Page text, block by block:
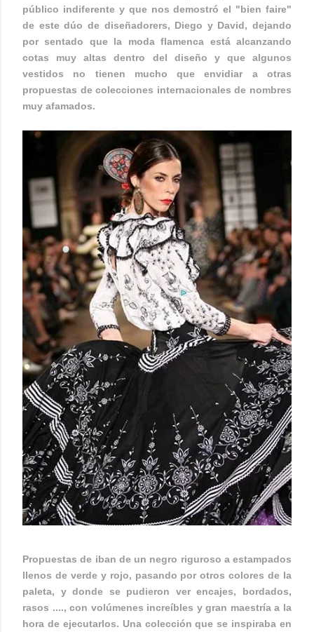
público indiferente y que nos demostró el "bien faire"
de este dúo de diseñadorers, Diego y David, dejando
por sentado que la moda flamenca está alcanzando
cotas muy altas dentro del diseño y que algunos
vestidos no tienen mucho que envidiar a otras
propuestas de colecciones internacionales de nombres
muy afamados.
Propuestas de iban de un negro riguroso a estampados
llenos de verde y rojo, pasando por otros colores de la
paleta, y donde se pudieron ver encajes, bordados,
rasos ...., con volúmenes increíbles y gran maestría a la
hora de ejecutarlos. Una colección que se inspiraba en